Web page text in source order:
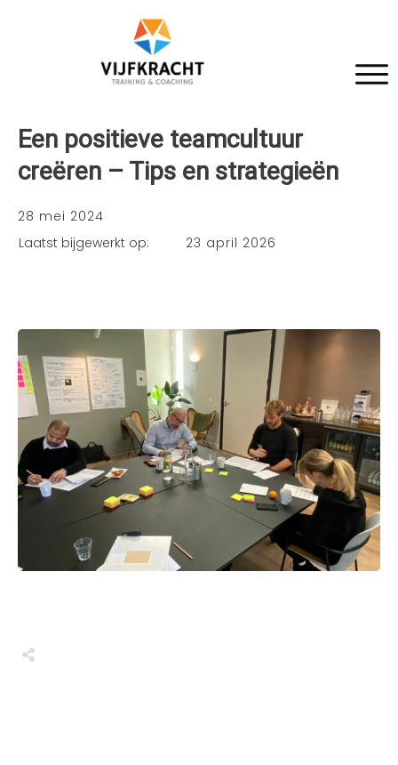
Een positieve teamcultuur
creëren – Tips en strategieën
28 mei 2024
Laatst bijgewerkt op:
23 april 2026